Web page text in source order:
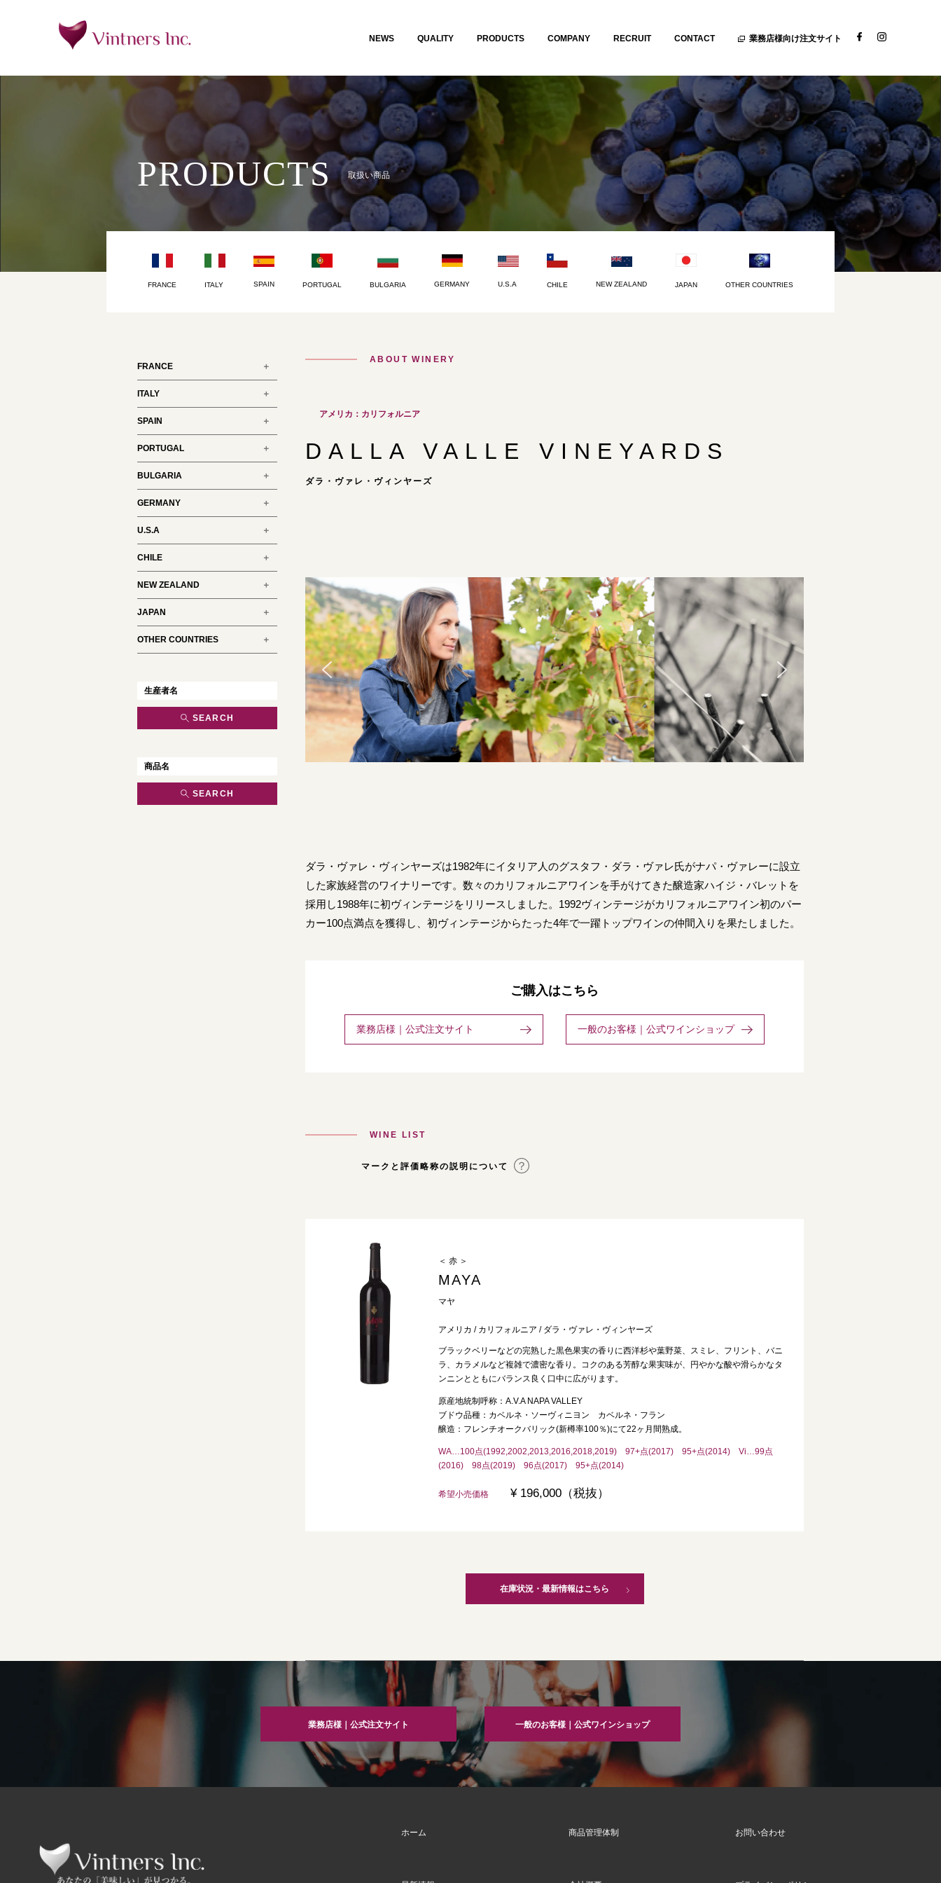
NEWS QUALITY PRODUCTS COMPANY RECRUIT CONTACT 業務店様向け注文サイト
PRODUCTS 取扱い商品
FRANCE ITALY SPAIN PORTUGAL BULGARIA GERMANY U.S.A CHILE NEW ZEALAND JAPAN OTHER COUNTRIES
FRANCE
ITALY
SPAIN
PORTUGAL
BULGARIA
GERMANY
U.S.A
CHILE
NEW ZEALAND
JAPAN
OTHER COUNTRIES
SEARCH
SEARCH
ABOUT WINERY
アメリカ：カリフォルニア
DALLA VALLE VINEYARDS
ダラ・ヴァレ・ヴィンヤーズ
ダラ・ヴァレ・ヴィンヤーズは1982年にイタリア人のグスタフ・ダラ・ヴァレ氏がナパ・ヴァレーに設立
した家族経営のワイナリーです。数々のカリフォルニアワインを手がけてきた醸造家ハイジ・バレットを
採用し1988年に初ヴィンテージをリリースしました。1992ヴィンテージがカリフォルニアワイン初のパー
カー100点満点を獲得し、初ヴィンテージからたった4年で一躍トップワインの仲間入りを果たしました。
ご購入はこちら
業務店様｜公式注文サイト 一般のお客様｜公式ワインショップ
WINE LIST
マークと評価略称の説明について
＜ 赤 ＞
MAYA
マヤ
アメリカ / カリフォルニア / ダラ・ヴァレ・ヴィンヤーズ
ブラックベリーなどの完熟した黒色果実の香りに西洋杉や葉野菜、スミレ、フリント、バニ
ラ、カラメルなど複雑で濃密な香り。コクのある芳醇な果実味が、円やかな酸や滑らかなタ
ンニンとともにバランス良く口中に広がります。
原産地統制呼称：A.V.A NAPA VALLEY
ブドウ品種：カベルネ・ソーヴィニヨン カベルネ・フラン
醸造：フレンチオークバリック(新樽率100％)にて22ヶ月間熟成。
WA…100点(1992,2002,2013,2016,2018,2019) 97+点(2017) 95+点(2014) Vi…99点
(2016) 98点(2019) 96点(2017) 95+点(2014)
希望小売価格 ¥ 196,000（税抜）
在庫状況・最新情報はこちら
業務店様｜公式注文サイト 一般のお客様｜公式ワインショップ
ホーム 商品管理体制 お問い合わせ